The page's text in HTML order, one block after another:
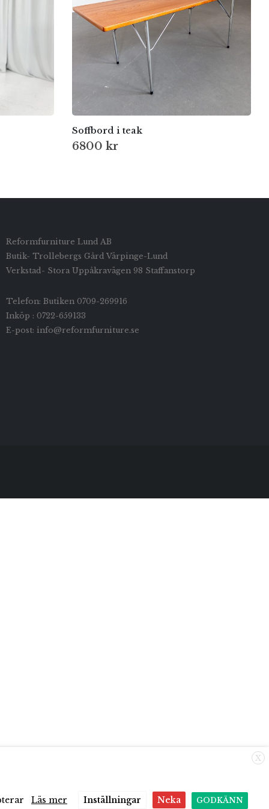
Soffbord i teak
6800 kr
Reformfurniture Lund AB
Butik- Trollebergs Gård Värpinge-Lund
Verkstad- Stora Uppåkravägen 98 Staffanstorp
Telefon: Butiken 0709-269916
Inköp : 0722-659133
E-post: info@reformfurniture.se
X
Läs mer Inställningar Neka GODKÄNN